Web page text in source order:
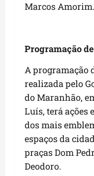
Marcos Amorim.
Programação
A programação
realizada pelo
do Maranhão,
Luís, terá ações
dos mais
espaços da
praças Dom
Deodoro.